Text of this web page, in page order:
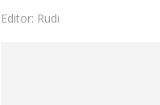
Editor: Rudi